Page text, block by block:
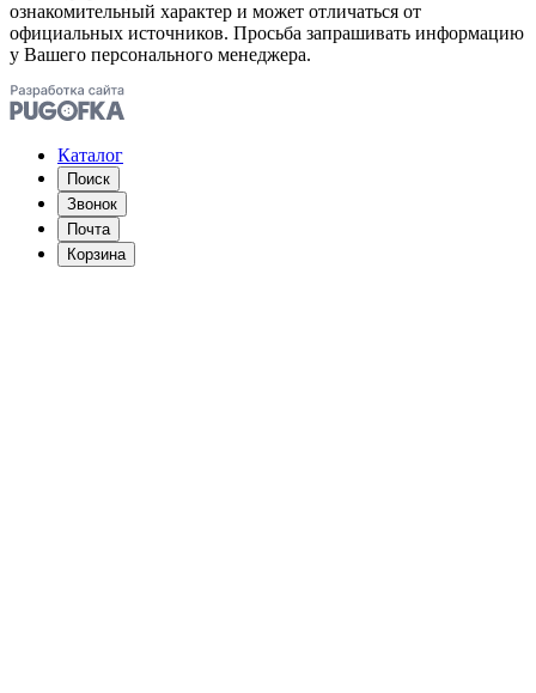
ознакомительный характер и может отличаться от
официальных источников. Просьба запрашивать информацию
у Вашего персонального менеджера.
Каталог
Поиск
Звонок
Почта
Корзина